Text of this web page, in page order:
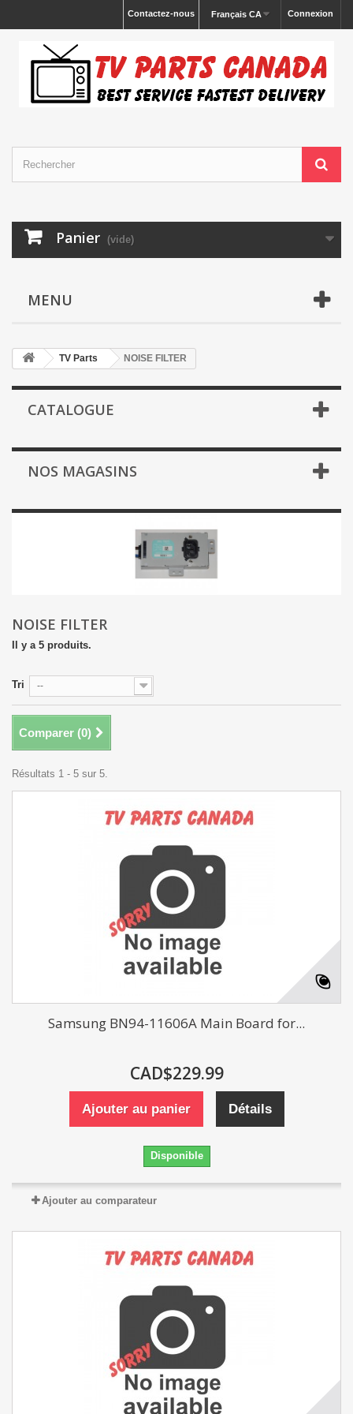
Connexion
Français CA
Contactez-nous
Panier (vide)
MENU
TV Parts NOISE FILTER
CATALOGUE
NOS MAGASINS
NOISE FILTER
Il y a 5 produits.
Tri --
Comparer (0)
Résultats 1 - 5 sur 5.
Samsung BN94-11606A Main Board for...
CAD$229.99
Ajouter au panier Détails
Disponible
Ajouter au comparateur